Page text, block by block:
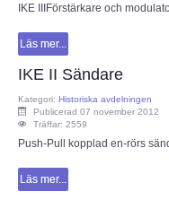
IKE IIIFörstärkare och
Läs mer...
IKE II Sändare
Kategori: Historiska avdelningen
Publicerad 07 november 2012
Träffar: 2559
Push-Pull kopplad en-rörs
Läs mer...